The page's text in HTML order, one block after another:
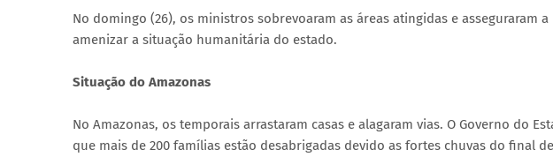
No domingo (26), os ministros sobrevoaram as áreas atingidas e asseguraram
amenizar a situação humanitária do estado.
Situação do Amazonas
No Amazonas, os temporais arrastaram casas e alagaram vias. O Governo do
que mais de 200 famílias estão desabrigadas devido as fortes chuvas do final